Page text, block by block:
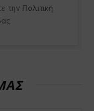
την Πολιτική